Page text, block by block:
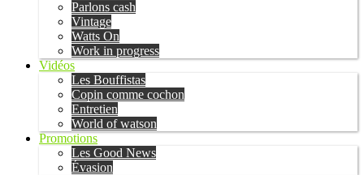
Parlons cash
Vintage
Watts On
Work in progress
Vidéos
Les Bouffistas
Copin comme cochon
Entretien
World of watson
Promotions
Les Good News
Évasion